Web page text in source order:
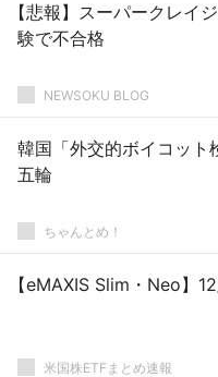
【悲報】スーパークレイ
験で不合格
NEWSOKU BLOG
韓国「外交的ボイコッ
五輪
ちゃんとめ！
【eMAXIS Slim・Neo】
米国株ETFまとめ速報